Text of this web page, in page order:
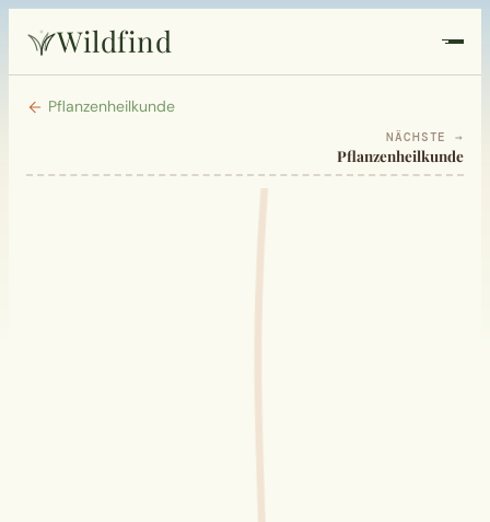
Wildfind
Startseite
Pflanzen
Pflanzenheilkunde
NÄCHSTE →
Pflanzenheilkunde